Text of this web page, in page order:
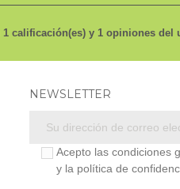
1 calificación(es) y 1 opiniones del
NEWSLETTER
Acepto las condiciones
y la política de